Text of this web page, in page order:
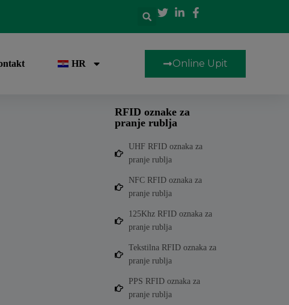
HR Online Upit
RFID oznake za
pranje rublja
UHF RFID oznaka za
pranje rublja
NFC RFID oznaka za
pranje rublja
125Khz RFID oznaka za
pranje rublja
Tekstilna RFID oznaka za
pranje rublja
PPS RFID oznaka za
pranje rublja